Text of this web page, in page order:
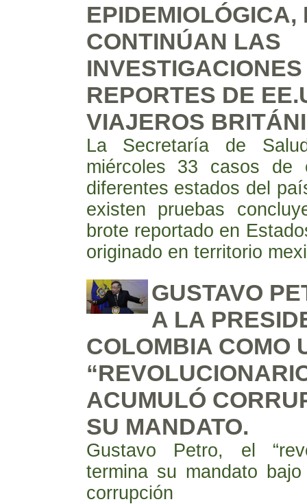
EPIDEMIOLÓGICA,
CONTINÚAN LAS
REPORTES DE
VIAJEROS
La Secretaría de
miércoles 33 casos de
diferentes estados del
existen pruebas
brote reportado en
originado en territorio
GUSTAVO
A LA
COLOMBIA COMO
ACUMULÓ
SU MANDATO.
Gustavo Petro, el
termina su mandato
corrupción